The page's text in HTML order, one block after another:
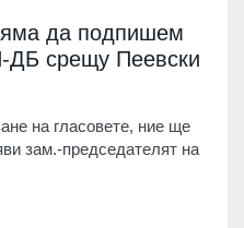
да подпишем
ДБ срещу Пеевски
на гласовете, ние ще
зам.-председателят на